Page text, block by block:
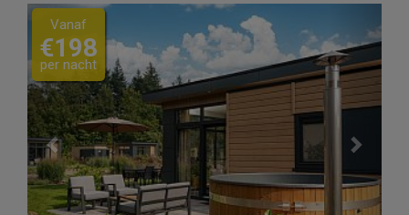
Previous
Vanaf
€198
per nacht